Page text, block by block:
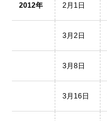
2012年 2月1日
3月2日
3月8日
3月16日